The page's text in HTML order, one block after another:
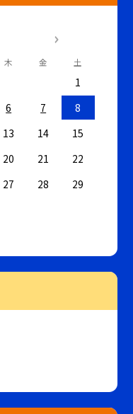
木 金 土
1
6 7
8
13 14
15
20 21
22
27 28
29